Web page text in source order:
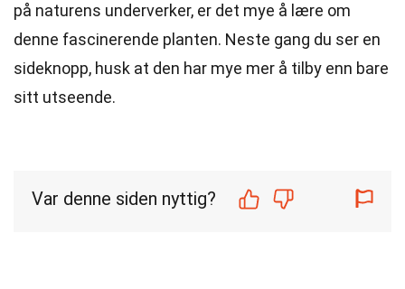
på naturens underverker, er det mye å lære om
denne fascinerende planten. Neste gang du ser en
sideknopp, husk at den har mye mer å tilby enn bare
sitt utseende.
Var denne siden nyttig?